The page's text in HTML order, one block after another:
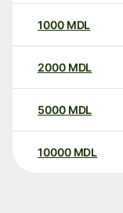
1000 MDL
2000 MDL
5000 MDL
10000 MDL